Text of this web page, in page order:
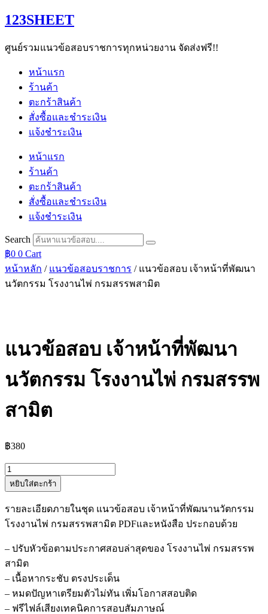
Skip
to
123SHEET
ศูนย์รวมแนวข้อสอบราชการทุกหน่วยงาน จัดส่งฟรี!!
หน้าแรก
ร้านค้า
ตะกร้าสินค้า
สั่งซื้อและชำระเงิน
แจ้งชำระเงิน
หน้าแรก
ร้านค้า
ตะกร้าสินค้า
สั่งซื้อและชำระเงิน
แจ้งชำระเงิน
Search
฿0 0 Cart
หน้าหลัก / แนวข้อสอบราชการ / แนวข้อสอบ เจ้าหน้าที่พัฒนา
นวัตกรรม โรงงานไพ่ กรมสรรพสามิต
แนวข้อสอบ เจ้าหน้าที่พัฒนา
นวัตกรรม โรงงานไพ่ กรมสรรพ
สามิต
฿380
จำนวน
แนว
เจ้า
หน้าที่
พัฒนา
นวัตกรรม
โรงงาน
ไพ่
กรม
หยิบใส่ตะกร้า
รายละเอียดภายในชุด แนวข้อสอบ เจ้าหน้าที่พัฒนานวัตกรรม
โรงงานไพ่ กรมสรรพสามิต PDFและหนังสือ ประกอบด้วย
– ปรับหัวข้อตามประกาศสอบล่าสุดของ โรงงานไพ่ กรมสรรพ
สามิต
– เนื้อหากระชับ ตรงประเด็น
– หมดปัญหาเตรียมตัวไม่ทัน เพิ่มโอกาสสอบติด
– ฟรีไฟล์เสียงเทคนิคการสอบสัมภาษณ์